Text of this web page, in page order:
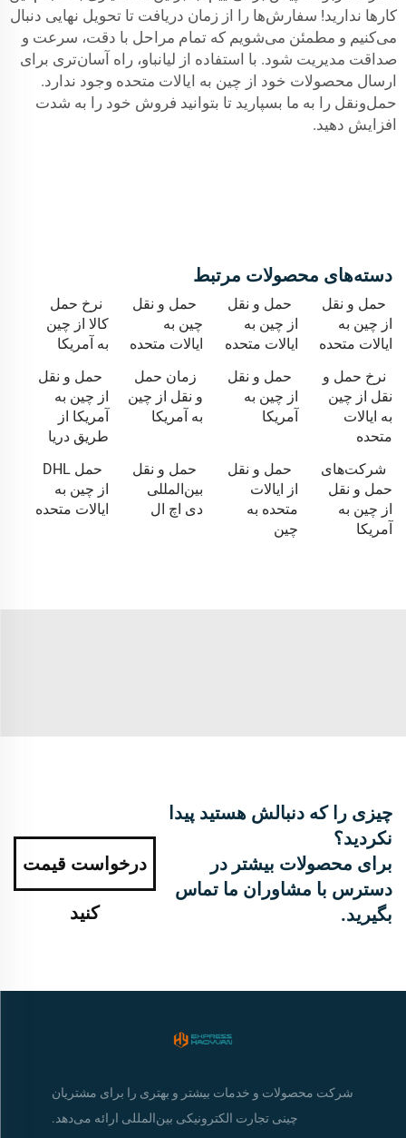
کارها ندارید! سفارش‌ها را از زمان دریافت تا تحویل نهایی دنبال
می‌کنیم و مطمئن می‌شویم که تمام مراحل با دقت، سرعت و
صداقت مدیریت شود. با استفاده از لیانباو، راه آسان‌تری برای
ارسال محصولات خود از چین به ایالات متحده وجود ندارد.
حمل‌ونقل را به ما بسپارید تا بتوانید فروش خود را به شدت
افزایش دهید.
دسته‌های محصولات مرتبط
حمل و نقل
از چین به
ایالات متحده
حمل و نقل
از چین به
ایالات متحده
حمل و نقل
چین به
ایالات متحده
نرخ حمل
کالا از چین
به آمریکا
نرخ حمل و
نقل از چین
به ایالات
متحده
حمل و نقل
از چین به
آمریکا
زمان حمل
و نقل از چین
به آمریکا
حمل و نقل
از چین به
آمریکا از
طریق دریا
شرکت‌های
حمل و نقل
از چین به
آمریکا
حمل و نقل
از ایالات
متحده به
چین
حمل و نقل
بین‌المللی
دی اچ ال
حمل DHL
از چین به
ایالات متحده
چیزی را که دنبالش هستید پیدا
نکردید؟
برای محصولات بیشتر در
دسترس با مشاوران ما تماس
بگیرید.
درخواست قیمت
کنید
شرکت محصولات و خدمات بیشتر و بهتری را برای مشتریان
چینی تجارت الکترونیکی بین‌المللی ارائه می‌دهد.